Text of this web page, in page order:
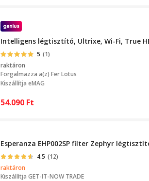
Intelligens légtisztító, Ultrixe, Wi-Fi, True
5 (1)
raktáron
Forgalmazza a(z) Fer Lotus
Kiszállítja eMAG
54.090 Ft
Esperanza EHP002SP filter Zephyr
4.5 (12)
raktáron
Kiszállítja GET-IT-NOW TRADE